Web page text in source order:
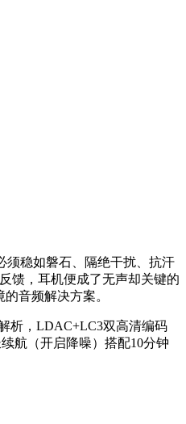
须稳如磐石、隔绝干扰、抗汗
馈，耳机便成了无声却关键的
音频解决方案。
析，LDAC+LC3双高清编码
航（开启降噪）搭配10分钟